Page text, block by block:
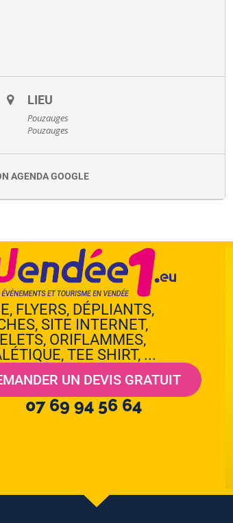
LIEU
Pouzauges
Pouzauges
AGENDA GOOGLE
FLYERS, DÉPLIANTS,
SITE INTERNET,
ORIFLAMMES,
TEE SHIRT, ...
UN DEVIS GRATUIT
07 69 94 56 64